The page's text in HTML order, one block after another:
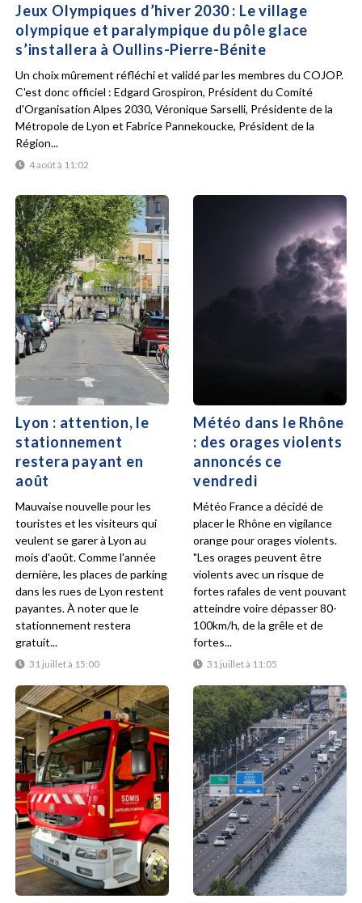
Jeux Olympiques d’hiver 2030 : Le village
olympique et paralympique du pôle glace
s’installera à Oullins-Pierre-Bénite
4 août à 11:02
Un choix mûrement réfléchi et validé par les membres du COJOP.
C'est donc officiel : Edgard Grospiron, Président du Comité
d'Organisation Alpes 2030, Véronique Sarselli, Présidente de la
Métropole de Lyon et Fabrice Pannekoucke, Président de la
Région...
Lyon : attention, le
stationnement
restera payant en
août
31 juillet à 15:00
Mauvaise nouvelle pour les
touristes et les visiteurs qui
veulent se garer à Lyon au
mois d'août. Comme l'année
dernière, les places de parking
dans les rues de Lyon restent
payantes. À noter que le
stationnement restera
gratuit...
Météo dans le Rhône
: des orages violents
annoncés ce
vendredi
31 juillet à 11:05
Météo France a décidé de
placer le Rhône en vigilance
orange pour orages violents.
"Les orages peuvent être
violents avec un risque de
fortes rafales de vent pouvant
atteindre voire dépasser 80-
100km/h, de la grêle et de
fortes...